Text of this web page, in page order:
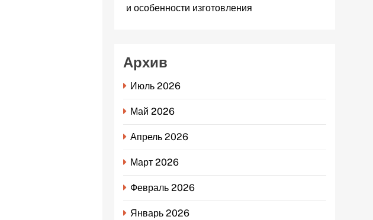
и особенности изготовления
Архив
Июль 2026
Май 2026
Апрель 2026
Март 2026
Февраль 2026
Январь 2026